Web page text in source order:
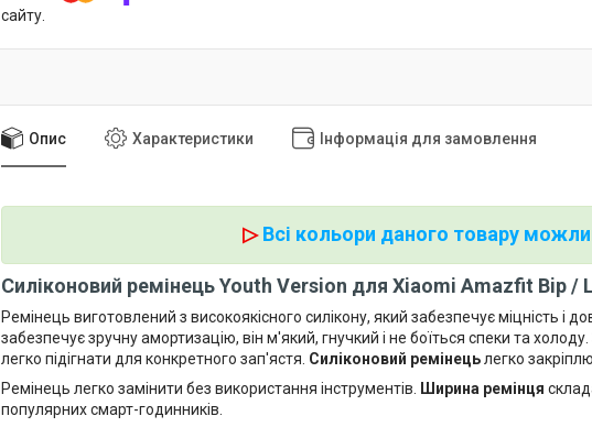
сайту.
Опис Характеристики Інформація для замовлення
▷Всі кольори даного товару
Силіконовий ремінець Youth Version для Xiaomi Amazfit Bip
Ремінець виготовлений з високоякісного силікону, який забезпечує міцність і
забезпечує зручну амортизацію, він м'який, гнучкий і не боїться спеки та
легко підігнати для конкретного зап'ястя. Силіконовий ремінецьлегко
Ремінець легко замінити без використання інструментів.
Ширина ремінця
популярних смарт-годинників.